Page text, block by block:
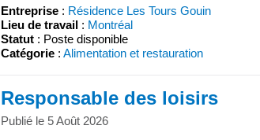
Entreprise : Résidence Les Tours Gouin
Lieu de travail : Montréal
Statut : Poste disponible
Catégorie : Alimentation et restauration
Responsable des loisirs
Publié le 5 Août 2026